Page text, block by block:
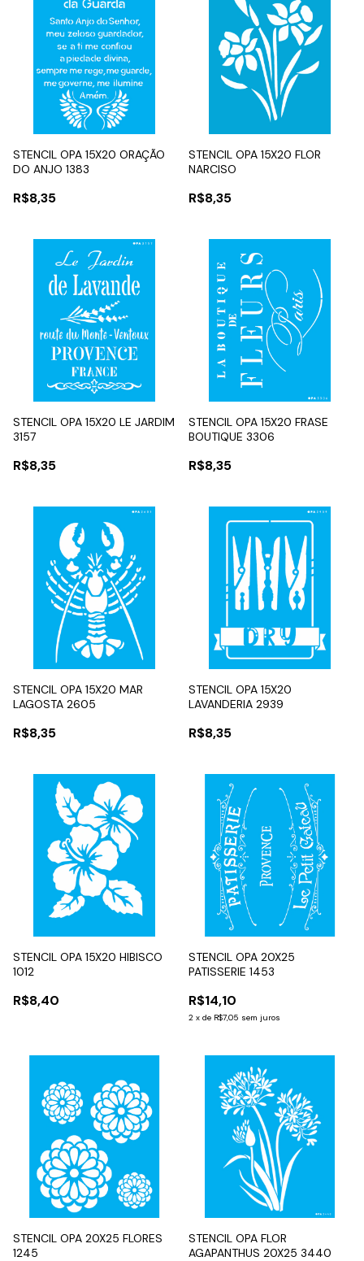
STENCIL OPA 15X20 ORAÇÃO
DO ANJO 1383
R$8,35
STENCIL OPA 15X20 FLOR
NARCISO
R$8,35
STENCIL OPA 15X20 LE JARDIM
3157
R$8,35
STENCIL OPA 15X20 FRASE
BOUTIQUE 3306
R$8,35
STENCIL OPA 15X20 MAR
LAGOSTA 2605
R$8,35
STENCIL OPA 15X20
LAVANDERIA 2939
R$8,35
STENCIL OPA 15X20 HIBISCO
1012
R$8,40
STENCIL OPA 20X25
PATISSERIE 1453
R$14,10
2 x de R$7,05 sem juros
STENCIL OPA 20X25 FLORES
1245
STENCIL OPA FLOR
AGAPANTHUS 20X25 3440